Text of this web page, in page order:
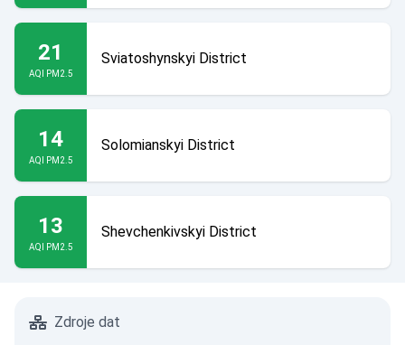
21
AQI PM2.5
Sviatoshynskyi District
14
AQI PM2.5
Solomianskyi District
13
AQI PM2.5
Shevchenkivskyi District
Zdroje dat